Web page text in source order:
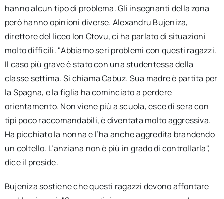
hanno alcun tipo di problema. Gli insegnanti della zona
però hanno opinioni diverse. Alexandru Bujeniza,
direttore del liceo Ion Ctovu, ci ha parlato di situazioni
molto difficili. "Abbiamo seri problemi con questi ragazzi.
Il caso più grave è stato con una studentessa della
classe settima. Si chiama Cabuz. Sua madre è partita per
la Spagna, e la figlia ha cominciato a perdere
orientamento. Non viene più a scuola, esce di sera con
tipi poco raccomandabili, è diventata molto aggressiva.
Ha picchiato la nonna e l’ha anche aggredita brandendo
un coltello. L’anziana non è più in grado di controllarla",
dice il preside.
Bujeniza sostiene che questi ragazzi devono affontare